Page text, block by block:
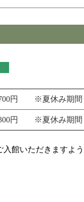
円 ※夏休み期間（
円 ※夏休み期間（
館いただきますよう